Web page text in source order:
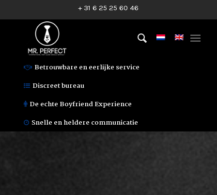
+ 31 6 25 25 60 46
Betrouwbare en eerlijke service
Discreet bureau
De echte Boyfriend Experience
Snelle en heldere communicatie